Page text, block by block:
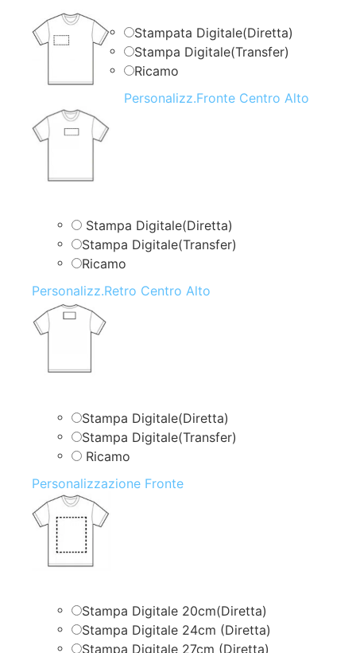
Stampata Digitale(Diretta)
Stampa Digitale(Transfer)
Ricamo
Personalizz.Fronte Centro Alto
Stampa Digitale(Diretta)
Stampa Digitale(Transfer)
Ricamo
Personalizz.Retro Centro Alto
Stampa Digitale(Diretta)
Stampa Digitale(Transfer)
Ricamo
Personalizzazione Fronte
Stampa Digitale 20cm(Diretta)
Stampa Digitale 24cm (Diretta)
Stampa Digitale 27cm (Diretta)